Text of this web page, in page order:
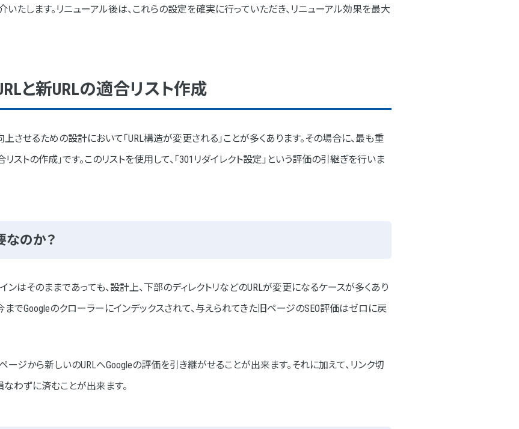
情報の調整によるSEO対策
たします。リニューアル後は、これらの設定を確実に行っていただき、リニューアル効果を最大
と新URLの適合リスト作成
させるための設計において「URL構造が変更される」ことが多くあります。その場合に、最も重
ストの作成」です。このリストを使用して、「301リダイレクト設定」という評価の引継ぎを行いま
なのか？
はそのままであっても、設計上、下部のディレクトリなどのURLが変更になるケースが多くあり
までGoogleのクローラーにインデックスされて、与えられてきた旧ページのSEO評価はゼロに戻
ページから新しいのURLへGoogleの評価を引き継がせることが出来ます。それに加えて、リンク切
わずに済むことが出来ます。